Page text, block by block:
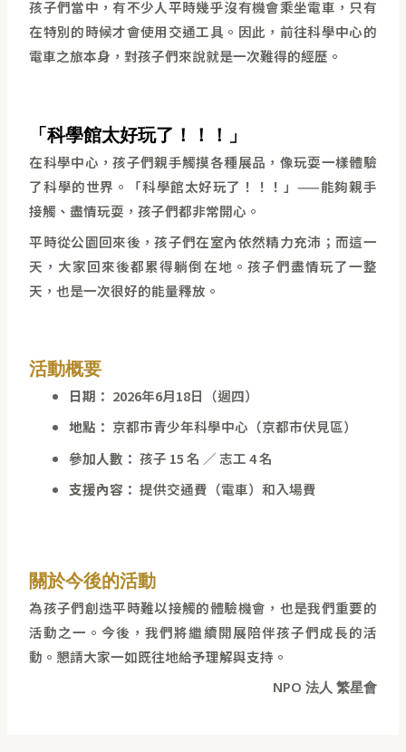
孩子們當中，有不少人平時幾乎沒有機會乘坐電車，只有
在特別的時候才會使用交通工具。因此，前往科學中心的
電車之旅本身，對孩子們來說就是一次難得的經歷。
「科學館太好玩了！！！」
在科學中心，孩子們親手觸摸各種展品，像玩耍一樣體驗
了科學的世界。「科學館太好玩了！！！」——能夠親手
接觸、盡情玩耍，孩子們都非常開心。
平時從公園回來後，孩子們在室內依然精力充沛；而這一
天，大家回來後都累得躺倒在地。孩子們盡情玩了一整
天，也是一次很好的能量釋放。
活動概要
日期： 2026年6月18日（週四）
地點： 京都市青少年科學中心（京都市伏見區）
參加人數： 孩子 15 名 ／ 志工 4 名
支援內容： 提供交通費（電車）和入場費
關於今後的活動
為孩子們創造平時難以接觸的體驗機會，也是我們重要的
活動之一。今後，我們將繼續開展陪伴孩子們成長的活
動。懇請大家一如既往地給予理解與支持。
NPO 法人 繁星會